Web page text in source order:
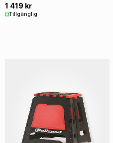
1 419 kr
Tillgänglig